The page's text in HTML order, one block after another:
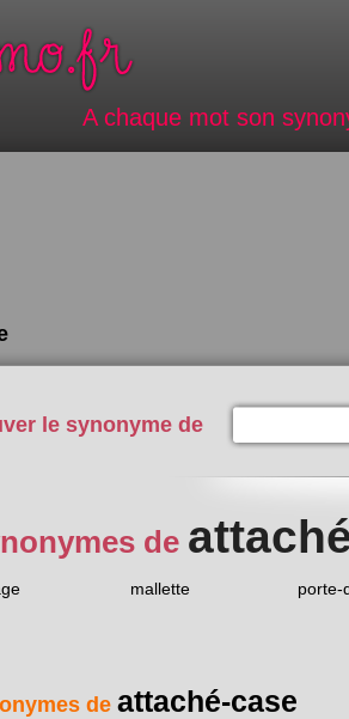
A chaque mot son
le synonyme de
de
mallette porte-
de attaché-case